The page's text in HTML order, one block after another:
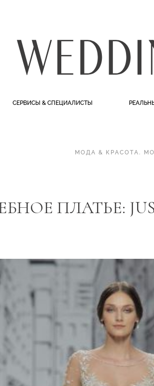
СЕРВИСЫ & СПЕЦИАЛИСТЫ
МОДА & КРАСОТА.
ПЛАТЬЕ: